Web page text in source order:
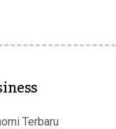
Terbaru